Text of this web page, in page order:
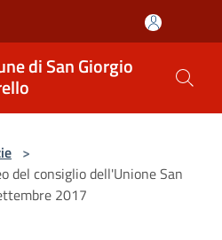
di San Giorgio
>
del consiglio dell'Unione San
2017